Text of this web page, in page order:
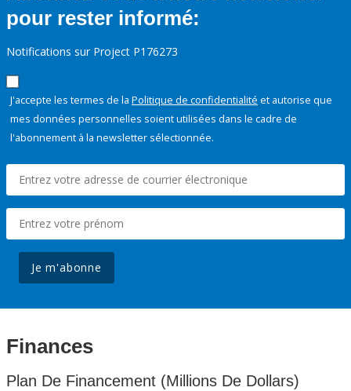
pour rester informé:
Notifications sur Project P176273
J'accepte les termes de la Politique de confidentialité et autorise que
mes données personnelles soient utilisées dans le cadre de
l'abonnement à la newsletter sélectionnée.
Je m'abonne
Finances
Plan De Financement (Millions De Dollars)